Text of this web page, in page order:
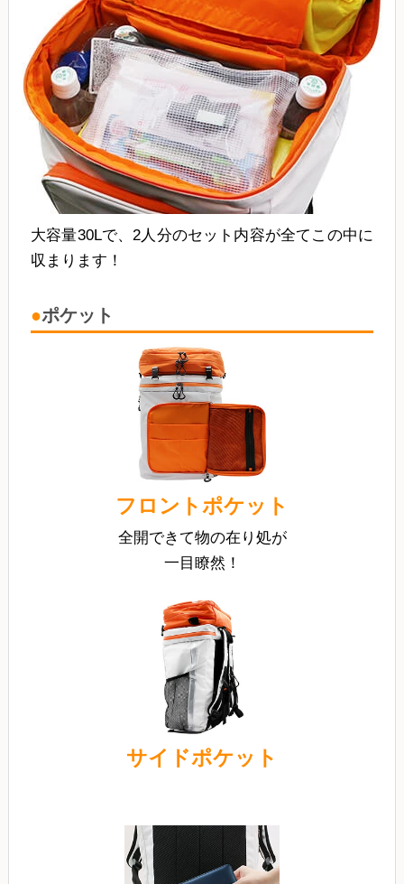
大容量30Lで、2人分のセット内容が全てこの中に
収まります！
ポケット
フロントポケット
全開できて物の在り処が
一目瞭然！
サイドポケット